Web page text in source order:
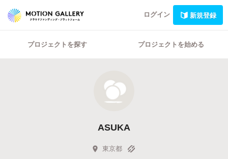
ログイン 新規登録
プロジェクトを探す プロジェクトを始める
ASUKA
東京都